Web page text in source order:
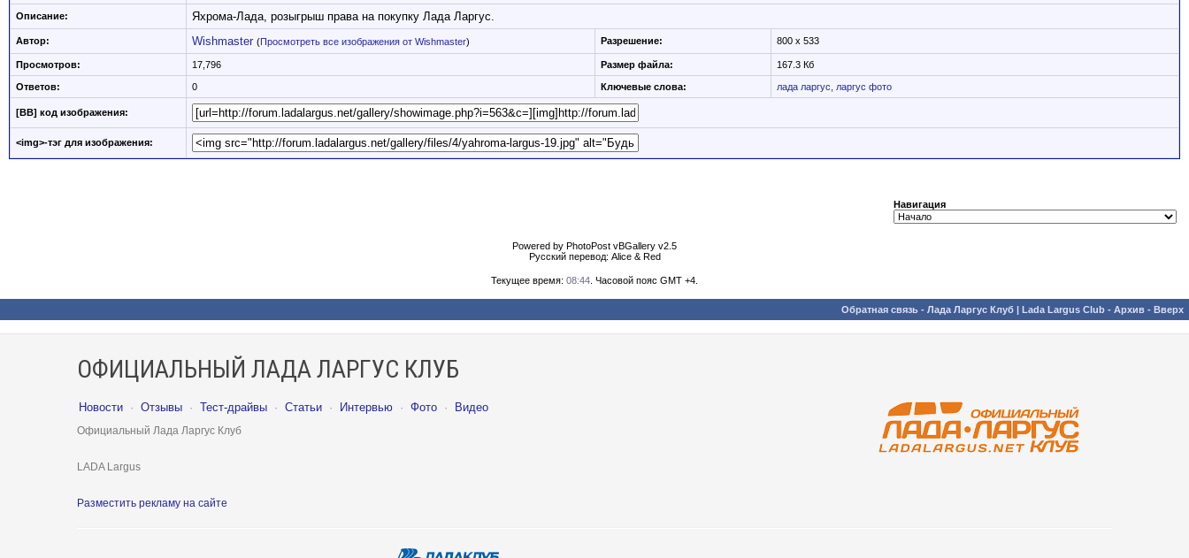
Описание: Яхрома-Лада, розыгрыш права на покупку Лада Ларгус.
Автор: Wishmaster (Просмотреть все изображения от Wishmaster) Разрешение: 800 x 533
Просмотров: 17,796 Размер файла: 167.3 Кб
Ответов: 0 Ключевые слова: лада ларгус, ларгус фото
[BB] код изображения:
<img>-тэг для изображения:
Навигация
Powered by PhotoPost vBGallery v2.5
Русский перевод: Alice & Red
Текущее время: 08:44 . Часовой пояс GMT +4.
Обратная связь - Лада Ларгус Клуб | Lada Largus Club - Архив - Вверх
ОФИЦИАЛЬНЫЙ ЛАДА ЛАРГУС КЛУБ
Новости · Отзывы · Тест-драйвы · Статьи · Интервью · Фото · Видео
Официальный Лада Ларгус Клуб
LADA Largus
Разместить рекламу на сайте